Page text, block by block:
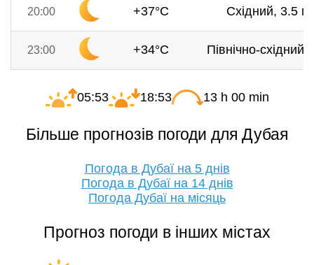
20:00 +37°C Східний, 3.5
23:00 +34°C Північно-східний,
05:53 18:53 13 h 00 min
Більше прогнозів погоди для Дубая
Погода в Дубаї на 5 днів
Погода в Дубаї на 14 днів
Погода Дубаї на місяць
Прогноз погоди в інших містах